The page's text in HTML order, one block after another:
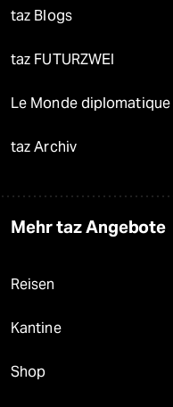
taz Blogs
taz FUTURZWEI
Le Monde diplomatique
taz Archiv
Mehr taz Angebote
Reisen
Kantine
Shop